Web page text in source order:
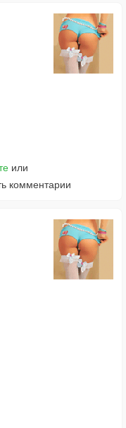
или
комментарии